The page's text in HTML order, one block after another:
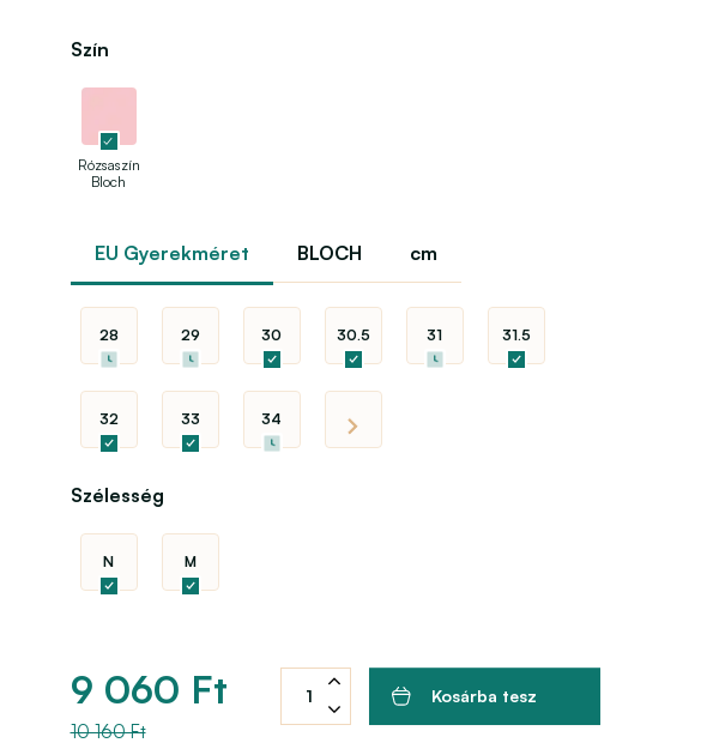
Szín
Rózsaszín
Bloch
EU Gyerekméret BLOCH cm
28 29 30 30.5 31 31.5
32 33 34
Szélesség
N M
9 060 Ft
10 160 Ft
Kosárba tesz